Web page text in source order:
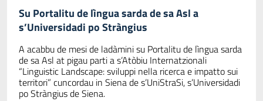
Su Portalitu de lìngua sarda de sa Asl a
s’Universidadi po Stràngius
A acabbu de mesi de ladàmini su Portalitu de lìngua sarda
de sa Asl at pigau parti a s’Atòbiu Internatzionali
“Linguistic Landscape: sviluppi nella ricerca e impatto sui
territori” cuncordau in Siena de s’UniStraSi, s’Universidadi
po Stràngius de Siena.